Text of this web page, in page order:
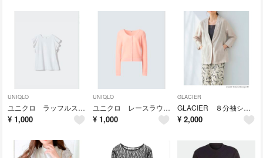
UNIQLO
ユニクロ ラッフルスリーブT
¥ 1,000
UNIQLO
ユニクロ レースラウンドネックショートカーディガン
¥ 1,000
GLACIER
GLACIER ８分袖シアーテーラードジャケット
¥ 2,000